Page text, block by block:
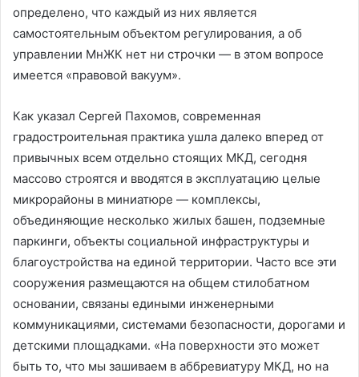
определено, что каждый из них является
самостоятельным объектом регулирования, а об
управлении МнЖК нет ни строчки — в этом вопросе
имеется «правовой вакуум».
Как указал Сергей Пахомов, современная
градостроительная практика ушла далеко вперед от
привычных всем отдельно стоящих МКД, сегодня
массово строятся и вводятся в эксплуатацию целые
микрорайоны в миниатюре — комплексы,
объединяющие несколько жилых башен, подземные
паркинги, объекты социальной инфраструктуры и
благоустройства на единой территории. Часто все эти
сооружения размещаются на общем стилобатном
основании, связаны едиными инженерными
коммуникациями, системами безопасности, дорогами и
детскими площадками. «На поверхности это может
быть то, что мы зашиваем в аббревиатуру МКД, но на